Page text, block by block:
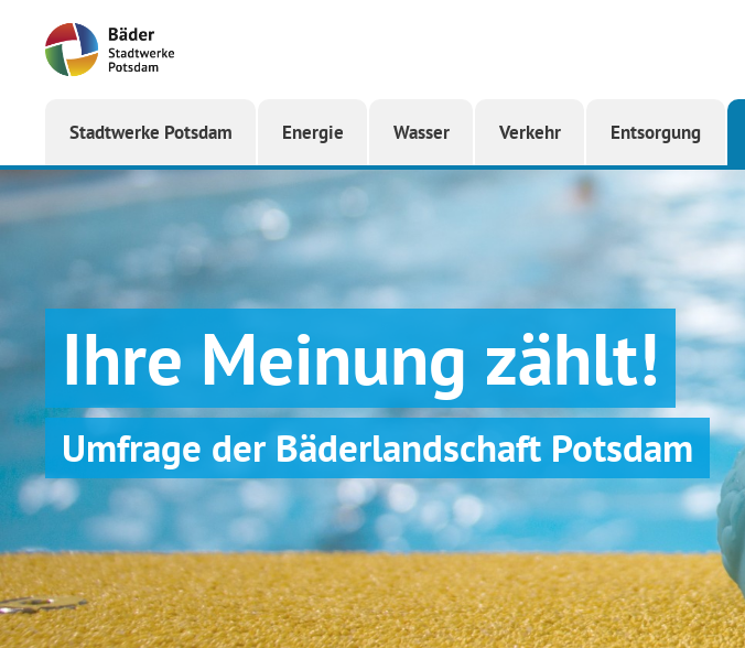
Startseite
Stadtwerke Potsdam Energie Wasser Verkehr Entsorgung
Ihre Meinung zählt!
Umfrage der Bäderlandschaft Potsdam